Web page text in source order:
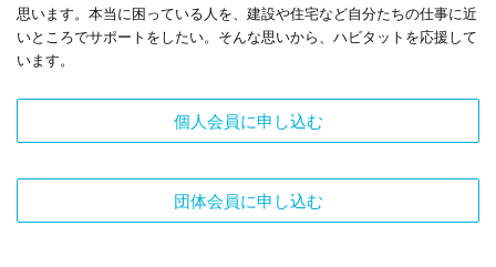
思います。本当に困っている人を、建設や住宅など自分たちの仕事に近
いところでサポートをしたい。そんな思いから、ハビタットを応援して
います。
個人会員に申し込む
団体会員に申し込む